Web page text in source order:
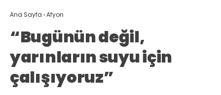
Ana Sayfa ›Afyon
“Bugünün değil,
yarınların suyu için
çalışıyoruz”